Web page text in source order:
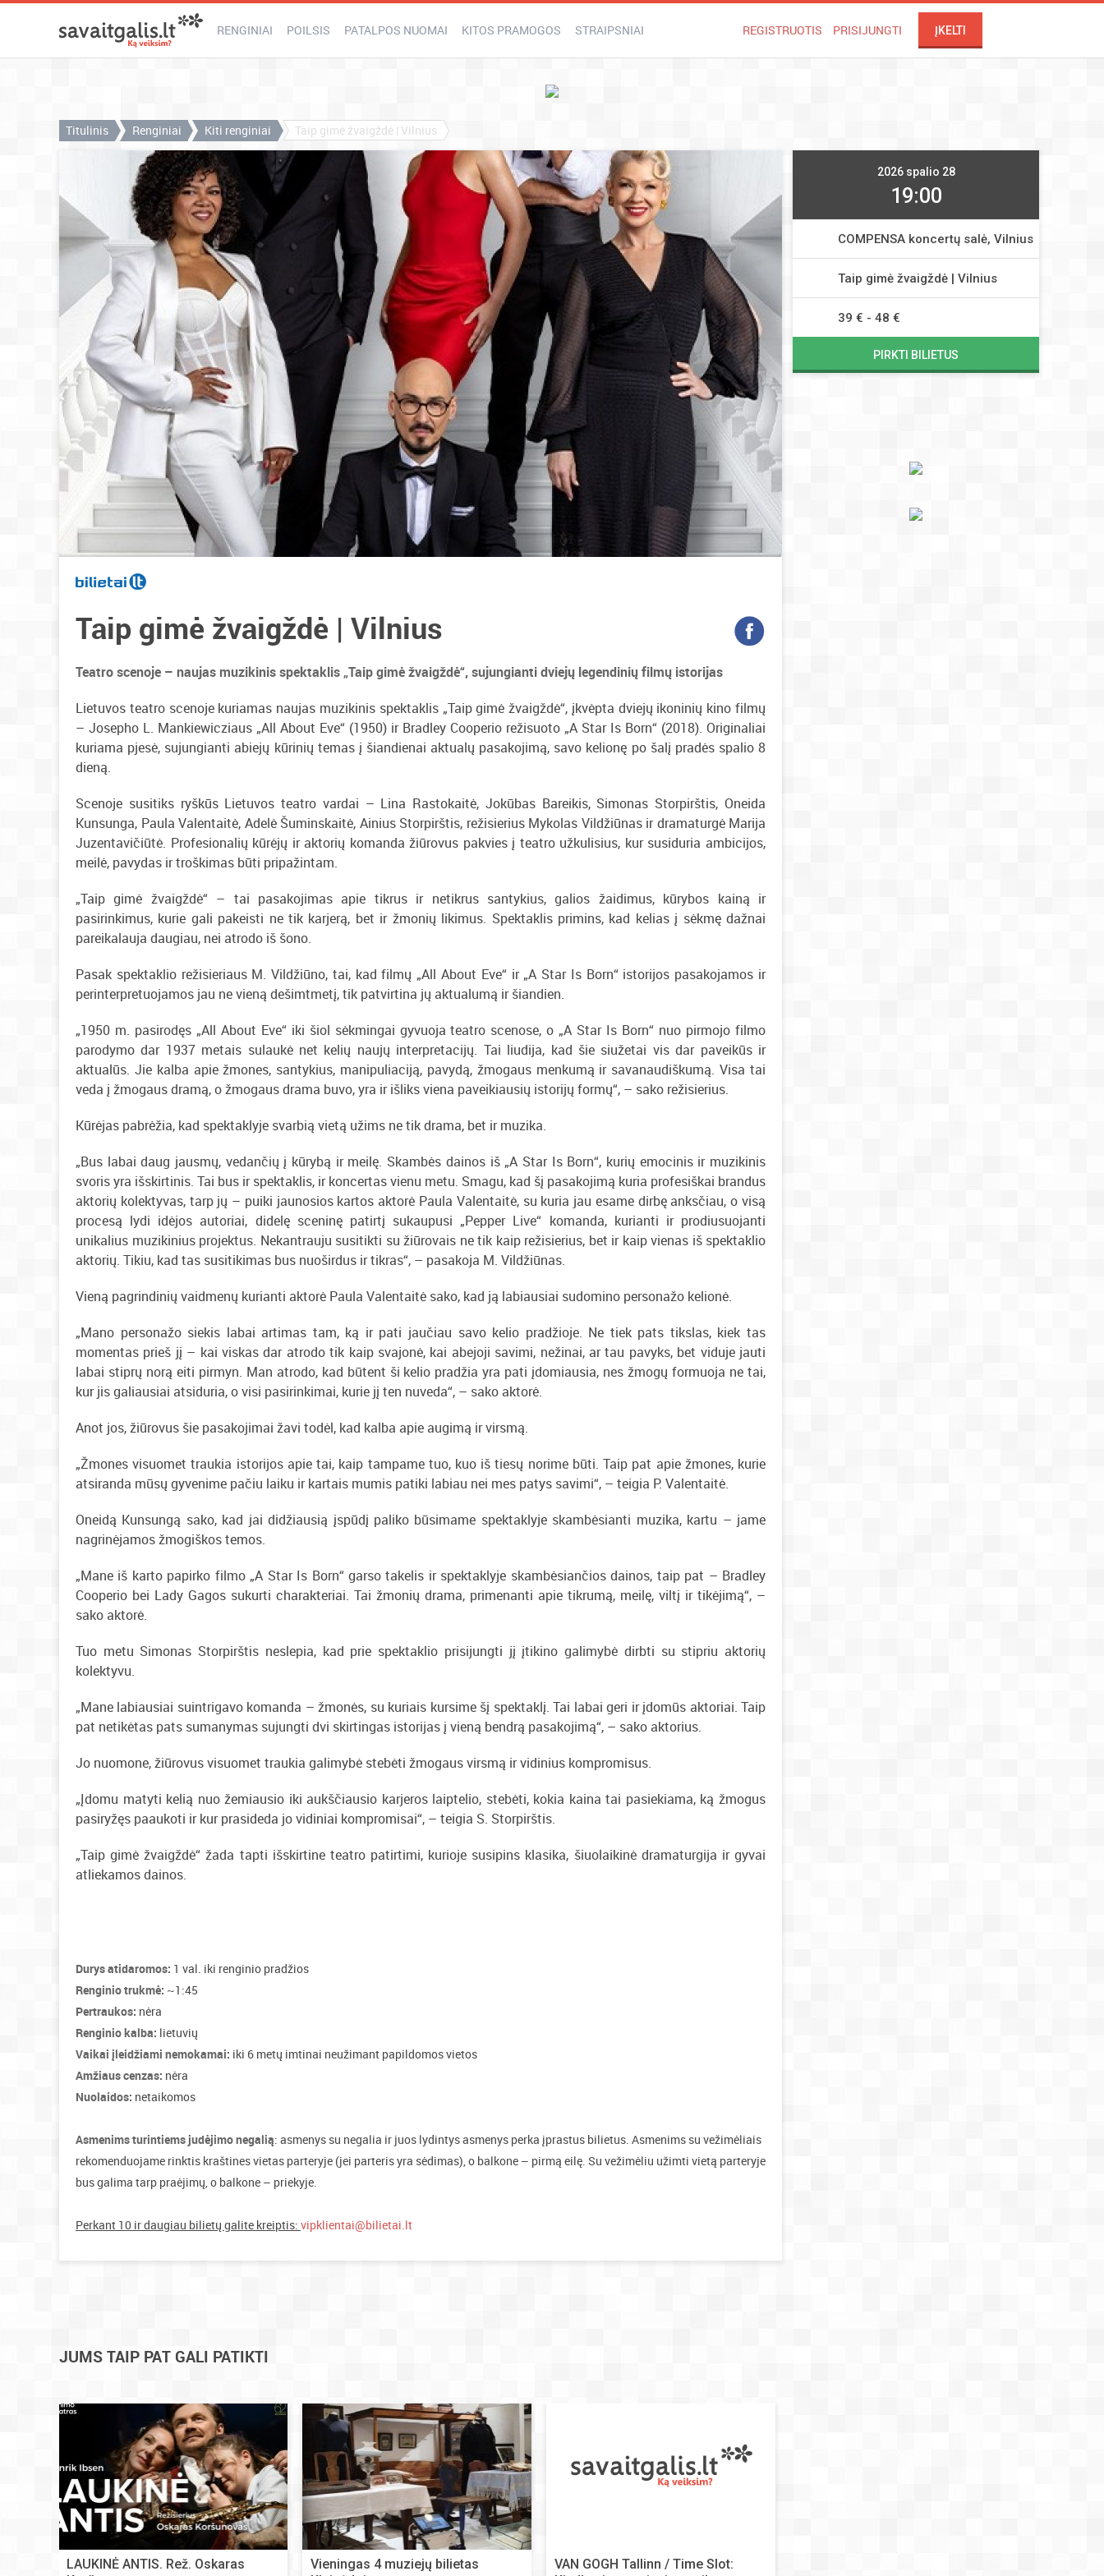
RENGINIAI POILSIS PATALPOS NUOMAI KITOS PRAMOGOS STRAIPSNIAI REGISTRUOTIS PRISIJUNGTI ĮKELTI
Titulinis Renginiai Kiti renginiai Taip gimė žvaigždė | Vilnius
Taip gimė žvaigždė | Vilnius
Teatro scenoje – naujas muzikinis spektaklis „Taip gimė žvaigždė“, sujungianti dviejų legendinių filmų istorijas
Lietuvos teatro scenoje kuriamas naujas muzikinis spektaklis „Taip gimė žvaigždė“, įkvėpta dviejų ikoninių kino filmų
– Josepho L. Mankiewicziaus „All About Eve“ (1950) ir Bradley Cooperio režisuoto „A Star Is Born“ (2018). Originaliai
kuriama pjesė, sujungianti abiejų kūrinių temas į šiandienai aktualų pasakojimą, savo kelionę po šalį pradės spalio 8
dieną.
Scenoje susitiks ryškūs Lietuvos teatro vardai – Lina Rastokaitė, Jokūbas Bareikis, Simonas Storpirštis, Oneida
Kunsunga, Paula Valentaitė, Adelė Šuminskaitė, Ainius Storpirštis, režisierius Mykolas Vildžiūnas ir dramaturgė Marija
Juzentavičiūtė. Profesionalių kūrėjų ir aktorių komanda žiūrovus pakvies į teatro užkulisius, kur susiduria ambicijos,
meilė, pavydas ir troškimas būti pripažintam.
„Taip gimė žvaigždė“ – tai pasakojimas apie tikrus ir netikrus santykius, galios žaidimus, kūrybos kainą ir
pasirinkimus, kurie gali pakeisti ne tik karjerą, bet ir žmonių likimus. Spektaklis primins, kad kelias į sėkmę dažnai
pareikalauja daugiau, nei atrodo iš šono.
Pasak spektaklio režisieriaus M. Vildžiūno, tai, kad filmų „All About Eve“ ir „A Star Is Born“ istorijos pasakojamos ir
perinterpretuojamos jau ne vieną dešimtmetį, tik patvirtina jų aktualumą ir šiandien.
„1950 m. pasirodęs „All About Eve“ iki šiol sėkmingai gyvuoja teatro scenose, o „A Star Is Born“ nuo pirmojo filmo
parodymo dar 1937 metais sulaukė net kelių naujų interpretacijų. Tai liudija, kad šie siužetai vis dar paveikūs ir
aktualūs. Jie kalba apie žmones, santykius, manipuliaciją, pavydą, žmogaus menkumą ir savanaudiškumą. Visa tai
veda į žmogaus dramą, o žmogaus drama buvo, yra ir išliks viena paveikiausių istorijų formų“, – sako režisierius.
Kūrėjas pabrėžia, kad spektaklyje svarbią vietą užims ne tik drama, bet ir muzika.
„Bus labai daug jausmų, vedančių į kūrybą ir meilę. Skambės dainos iš „A Star Is Born“, kurių emocinis ir muzikinis
svoris yra išskirtinis. Tai bus ir spektaklis, ir koncertas vienu metu. Smagu, kad šį pasakojimą kuria profesiškai brandus
aktorių kolektyvas, tarp jų – puiki jaunosios kartos aktorė Paula Valentaitė, su kuria jau esame dirbę anksčiau, o visą
procesą lydi idėjos autoriai, didelę sceninę patirtį sukaupusi „Pepper Live“ komanda, kurianti ir prodiusuojanti
unikalius muzikinius projektus. Nekantrauju susitikti su žiūrovais ne tik kaip režisierius, bet ir kaip vienas iš spektaklio
aktorių. Tikiu, kad tas susitikimas bus nuoširdus ir tikras“, – pasakoja M. Vildžiūnas.
Vieną pagrindinių vaidmenų kurianti aktorė Paula Valentaitė sako, kad ją labiausiai sudomino personažo kelionė.
„Mano personažo siekis labai artimas tam, ką ir pati jaučiau savo kelio pradžioje. Ne tiek pats tikslas, kiek tas
momentas prieš jį – kai viskas dar atrodo tik kaip svajonė, kai abejoji savimi, nežinai, ar tau pavyks, bet viduje jauti
labai stiprų norą eiti pirmyn. Man atrodo, kad būtent ši kelio pradžia yra pati įdomiausia, nes žmogų formuoja ne tai,
kur jis galiausiai atsiduria, o visi pasirinkimai, kurie jį ten nuveda“, – sako aktorė.
Anot jos, žiūrovus šie pasakojimai žavi todėl, kad kalba apie augimą ir virsmą.
„Žmones visuomet traukia istorijos apie tai, kaip tampame tuo, kuo iš tiesų norime būti. Taip pat apie žmones, kurie
atsiranda mūsų gyvenime pačiu laiku ir kartais mumis patiki labiau nei mes patys savimi“, – teigia P. Valentaitė.
Oneidą Kunsungą sako, kad jai didžiausią įspūdį paliko būsimame spektaklyje skambėsianti muzika, kartu – jame
nagrinėjamos žmogiškos temos.
„Mane iš karto papirko filmo „A Star Is Born“ garso takelis ir spektaklyje skambėsiančios dainos, taip pat – Bradley
Cooperio bei Lady Gagos sukurti charakteriai. Tai žmonių drama, primenanti apie tikrumą, meilę, viltį ir tikėjimą“, –
sako aktorė.
Tuo metu Simonas Storpirštis neslepia, kad prie spektaklio prisijungti jį įtikino galimybė dirbti su stipriu aktorių
kolektyvu.
„Mane labiausiai suintrigavo komanda – žmonės, su kuriais kursime šį spektaklį. Tai labai geri ir įdomūs aktoriai. Taip
pat netikėtas pats sumanymas sujungti dvi skirtingas istorijas į vieną bendrą pasakojimą“, – sako aktorius.
Jo nuomone, žiūrovus visuomet traukia galimybė stebėti žmogaus virsmą ir vidinius kompromisus.
„Įdomu matyti kelią nuo žemiausio iki aukščiausio karjeros laiptelio, stebėti, kokia kaina tai pasiekiama, ką žmogus
pasiryžęs paaukoti ir kur prasideda jo vidiniai kompromisai“, – teigia S. Storpirštis.
„Taip gimė žvaigždė“ žada tapti išskirtine teatro patirtimi, kurioje susipins klasika, šiuolaikinė dramaturgija ir gyvai
atliekamos dainos.
Durys atidaromos: 1 val. iki renginio pradžios
Renginio trukmė: ~1:45
Pertraukos: nėra
Renginio kalba: lietuvių
Vaikai įleidžiami nemokamai: iki 6 metų imtinai neužimant papildomos vietos
Amžiaus cenzas: nėra
Nuolaidos: netaikomos
Asmenims turintiems judėjimo negalią: asmenys su negalia ir juos lydintys asmenys perka įprastus bilietus. Asmenims su vežimėliais
rekomenduojame rinktis kraštines vietas parteryje (jei parteris yra sėdimas), o balkone – pirmą eilę. Su vežimėliu užimti vietą parteryje
bus galima tarp praėjimų, o balkone – priekyje.
Perkant 10 ir daugiau bilietų galite kreiptis: vipklientai@bilietai.lt
JUMS TAIP PAT GALI PATIKTI
LAUKINĖ ANTIS. Rež. Oskaras
Vieningas 4 muziejų bilietas
VAN GOGH Tallinn / Time Slot:
2026 spalio 28
19:00
COMPENSA koncertų salė, Vilnius
Taip gimė žvaigždė | Vilnius
39 € - 48 €
PIRKTI BILIETUS